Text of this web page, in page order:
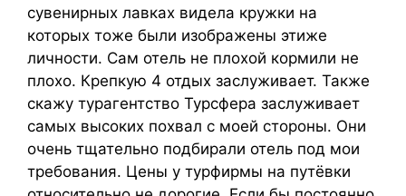
сувенирных лавках видела кружки на
которых тоже были изображены этиже
личности. Сам отель не плохой кормили не
плохо. Крепкую 4 отдых заслуживает. Также
скажу турагентство Турсфера заслуживает
самых высоких похвал с моей стороны. Они
очень тщательно подбирали отель под мои
требования. Цены у турфирмы на путёвки